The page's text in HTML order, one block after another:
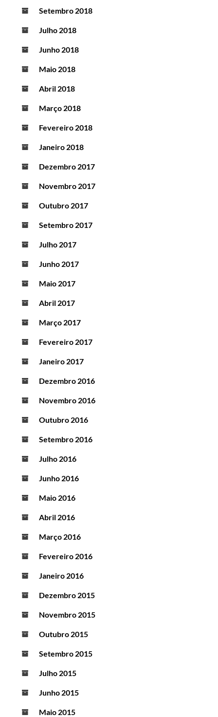
Setembro 2018
Julho 2018
Junho 2018
Maio 2018
Abril 2018
Março 2018
Fevereiro 2018
Janeiro 2018
Dezembro 2017
Novembro 2017
Outubro 2017
Setembro 2017
Julho 2017
Junho 2017
Maio 2017
Abril 2017
Março 2017
Fevereiro 2017
Janeiro 2017
Dezembro 2016
Novembro 2016
Outubro 2016
Setembro 2016
Julho 2016
Junho 2016
Maio 2016
Abril 2016
Março 2016
Fevereiro 2016
Janeiro 2016
Dezembro 2015
Novembro 2015
Outubro 2015
Setembro 2015
Julho 2015
Junho 2015
Maio 2015